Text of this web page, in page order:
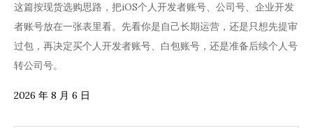
这篇按现货选购思路，把iOS个人开发者账号、公司号、企业开发
者账号放在一张表里看。先看你是自己长期运营，还是只想先提审
过包，再决定买个人开发者账号、白包账号，还是准备后续个人号
转公司号。
2026 年 8 月 6 日